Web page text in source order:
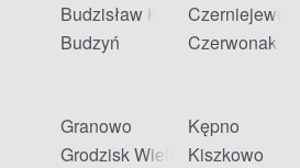
Budzisław Kościelny
Budzyń
Czerniejewo
Czerwonak
Granowo
Grodzisk Wielkopolski
Kępno
Kiszkowo